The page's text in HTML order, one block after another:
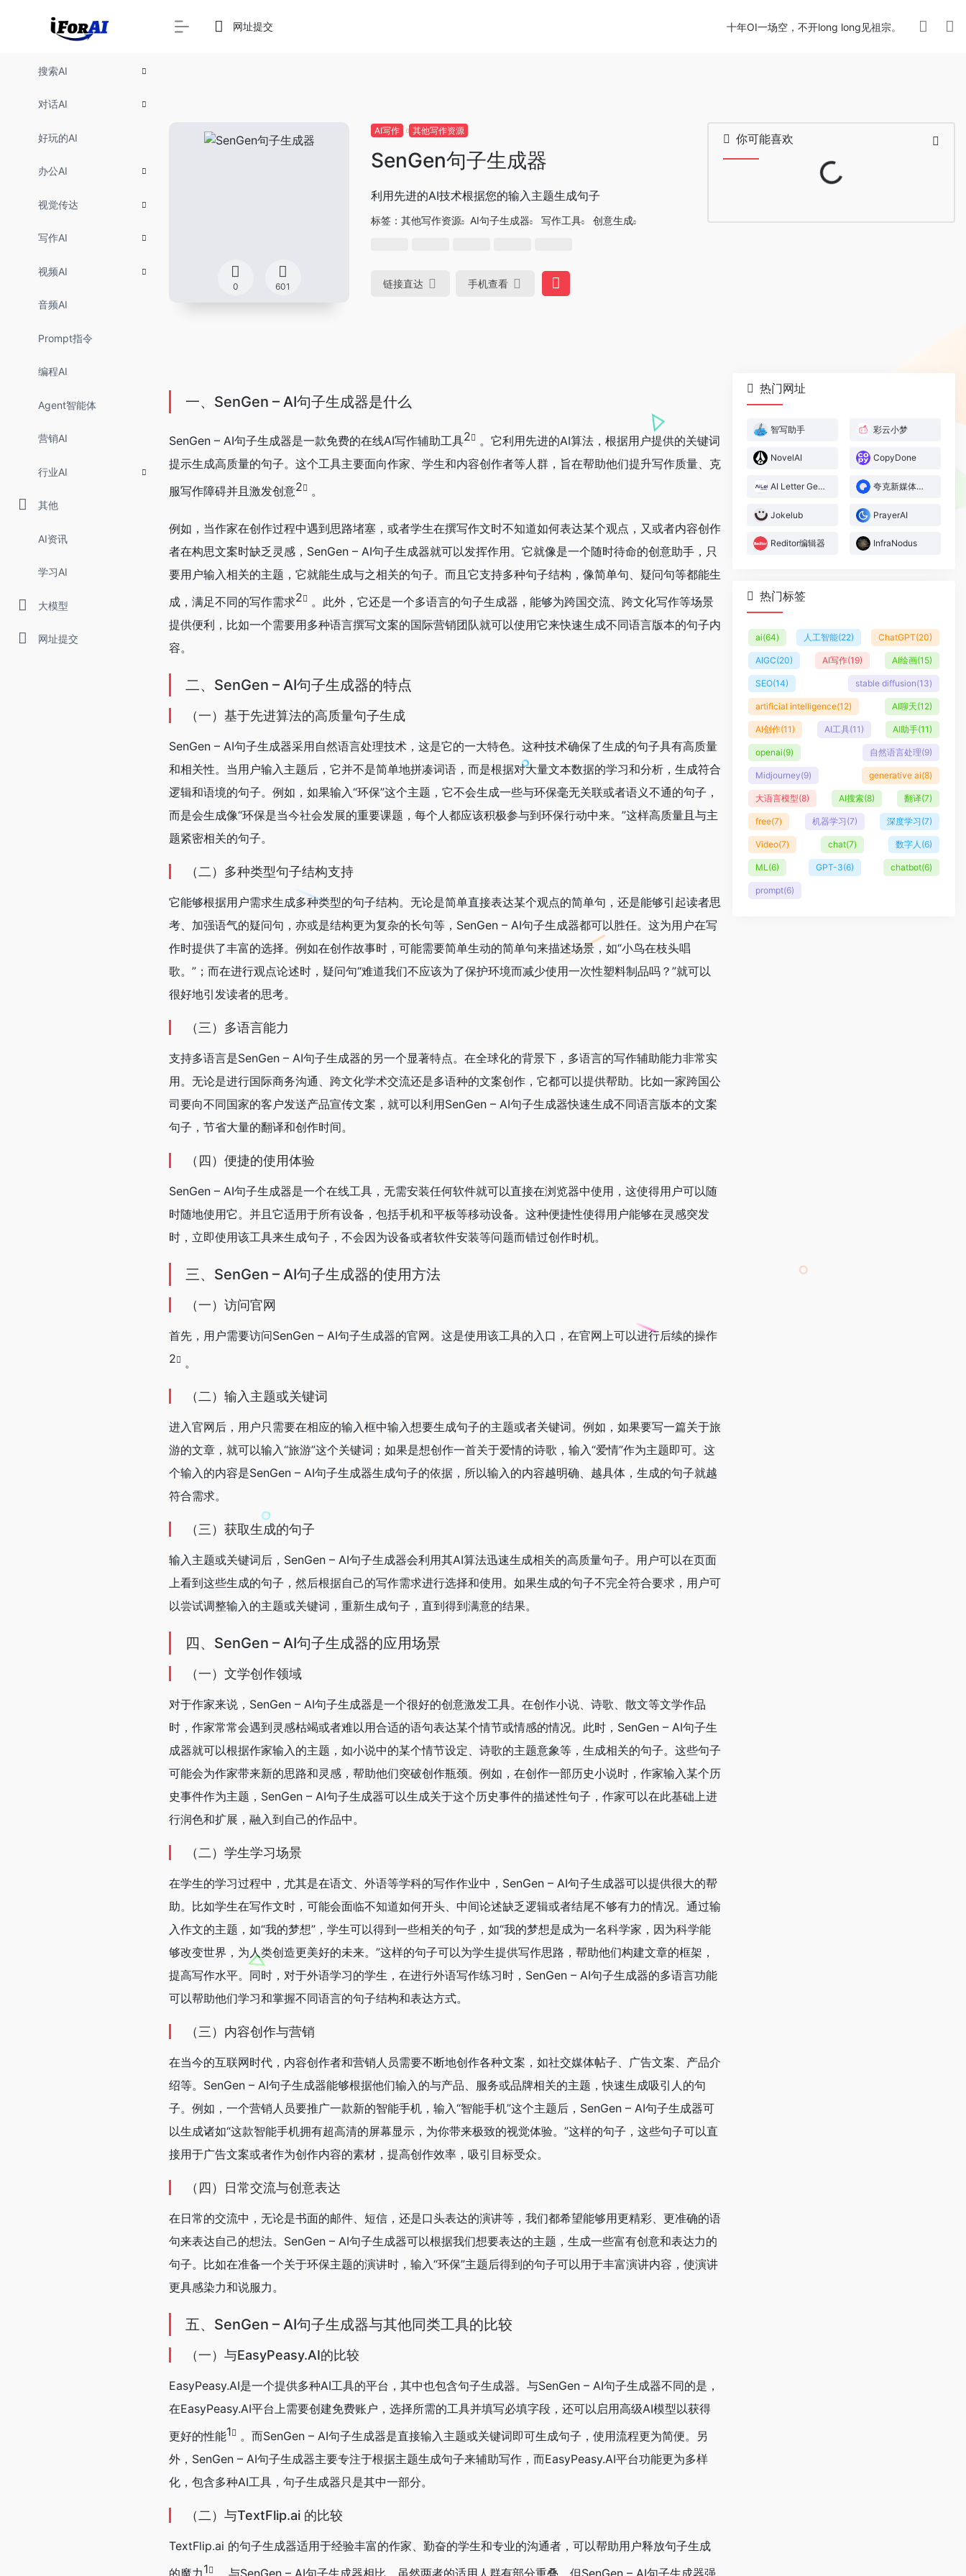
搜索AI
对话AI
好玩的AI
办公AI
视觉传达
写作AI
视频AI
音频AI
Prompt指令
编程AI
Agent智能体
营销AI
行业AI
其他
AI资讯
学习AI
大模型
网址提交
网址提交 十年OI一场空，不开long long见祖宗。
0 601
AI写作 其他写作资源
SenGen句子生成器
利用先进的AI技术根据您的输入主题生成句子
标签： 其他写作资源 AI句子生成器 写作工具 创意生成
链接直达 手机查看
你可能喜欢
Loading...
一、SenGen – AI句子生成器是什么
SenGen – AI句子生成器是一款免费的在线AI写作辅助工具2
。它利用先进的AI算法，根据用户提供的关键词
提示生成高质量的句子。这个工具主要面向作家、学生和内容创作者等人群，旨在帮助他们提升写作质量、克
服写作障碍并且激发创意2 。
例如，当作家在创作过程中遇到思路堵塞，或者学生在撰写作文时不知道如何表达某个观点，又或者内容创作
者在构思文案时缺乏灵感，SenGen – AI句子生成器就可以发挥作用。它就像是一个随时待命的创意助手，只
要用户输入相关的主题，它就能生成与之相关的句子。而且它支持多种句子结构，像简单句、疑问句等都能生
成，满足不同的写作需求2
。此外，它还是一个多语言的句子生成器，能够为跨国交流、跨文化写作等场景
提供便利，比如一个需要用多种语言撰写文案的国际营销团队就可以使用它来快速生成不同语言版本的句子内
容。
二、SenGen – AI句子生成器的特点
（一）基于先进算法的高质量句子生成
SenGen – AI句子生成器采用自然语言处理技术，这是它的一大特色。这种技术确保了生成的句子具有高质量
和相关性。当用户输入主题后，它并不是简单地拼凑词语，而是根据对大量文本数据的学习和分析，生成符合
逻辑和语境的句子。例如，如果输入“环保”这个主题，它不会生成一些与环保毫无关联或者语义不通的句子，
而是会生成像“环保是当今社会发展的重要课题，每个人都应该积极参与到环保行动中来。”这样高质量且与主
题紧密相关的句子。
（二）多种类型句子结构支持
它能够根据用户需求生成多种类型的句子结构。无论是简单直接表达某个观点的简单句，还是能够引起读者思
考、加强语气的疑问句，亦或是结构更为复杂的长句等，SenGen – AI句子生成器都可以胜任。这为用户在写
作时提供了丰富的选择。例如在创作故事时，可能需要简单生动的简单句来描述场景，如“小鸟在枝头唱
歌。”；而在进行观点论述时，疑问句“难道我们不应该为了保护环境而减少使用一次性塑料制品吗？”就可以
很好地引发读者的思考。
（三）多语言能力
支持多语言是SenGen – AI句子生成器的另一个显著特点。在全球化的背景下，多语言的写作辅助能力非常实
用。无论是进行国际商务沟通、跨文化学术交流还是多语种的文案创作，它都可以提供帮助。比如一家跨国公
司要向不同国家的客户发送产品宣传文案，就可以利用SenGen – AI句子生成器快速生成不同语言版本的文案
句子，节省大量的翻译和创作时间。
（四）便捷的使用体验
SenGen – AI句子生成器是一个在线工具，无需安装任何软件就可以直接在浏览器中使用，这使得用户可以随
时随地使用它。并且它适用于所有设备，包括手机和平板等移动设备。这种便捷性使得用户能够在灵感突发
时，立即使用该工具来生成句子，不会因为设备或者软件安装等问题而错过创作时机。
三、SenGen – AI句子生成器的使用方法
（一）访问官网
首先，用户需要访问SenGen – AI句子生成器的官网。这是使用该工具的入口，在官网上可以进行后续的操作
2
。
（二）输入主题或关键词
进入官网后，用户只需要在相应的输入框中输入想要生成句子的主题或者关键词。例如，如果要写一篇关于旅
游的文章，就可以输入“旅游”这个关键词；如果是想创作一首关于爱情的诗歌，输入“爱情”作为主题即可。这
个输入的内容是SenGen – AI句子生成器生成句子的依据，所以输入的内容越明确、越具体，生成的句子就越
符合需求。
（三）获取生成的句子
输入主题或关键词后，SenGen – AI句子生成器会利用其AI算法迅速生成相关的高质量句子。用户可以在页面
上看到这些生成的句子，然后根据自己的写作需求进行选择和使用。如果生成的句子不完全符合要求，用户可
以尝试调整输入的主题或关键词，重新生成句子，直到得到满意的结果。
四、SenGen – AI句子生成器的应用场景
（一）文学创作领域
对于作家来说，SenGen – AI句子生成器是一个很好的创意激发工具。在创作小说、诗歌、散文等文学作品
时，作家常常会遇到灵感枯竭或者难以用合适的语句表达某个情节或情感的情况。此时，SenGen – AI句子生
成器就可以根据作家输入的主题，如小说中的某个情节设定、诗歌的主题意象等，生成相关的句子。这些句子
可能会为作家带来新的思路和灵感，帮助他们突破创作瓶颈。例如，在创作一部历史小说时，作家输入某个历
史事件作为主题，SenGen – AI句子生成器可以生成关于这个历史事件的描述性句子，作家可以在此基础上进
行润色和扩展，融入到自己的作品中。
（二）学生学习场景
在学生的学习过程中，尤其是在语文、外语等学科的写作作业中，SenGen – AI句子生成器可以提供很大的帮
助。比如学生在写作文时，可能会面临不知道如何开头、中间论述缺乏逻辑或者结尾不够有力的情况。通过输
入作文的主题，如“我的梦想”，学生可以得到一些相关的句子，如“我的梦想是成为一名科学家，因为科学能
够改变世界，为人类创造更美好的未来。”这样的句子可以为学生提供写作思路，帮助他们构建文章的框架，
提高写作水平。同时，对于外语学习的学生，在进行外语写作练习时，SenGen – AI句子生成器的多语言功能
可以帮助他们学习和掌握不同语言的句子结构和表达方式。
（三）内容创作与营销
在当今的互联网时代，内容创作者和营销人员需要不断地创作各种文案，如社交媒体帖子、广告文案、产品介
绍等。SenGen – AI句子生成器能够根据他们输入的与产品、服务或品牌相关的主题，快速生成吸引人的句
子。例如，一个营销人员要推广一款新的智能手机，输入“智能手机”这个主题后，SenGen – AI句子生成器可
以生成诸如“这款智能手机拥有超高清的屏幕显示，为你带来极致的视觉体验。”这样的句子，这些句子可以直
接用于广告文案或者作为创作内容的素材，提高创作效率，吸引目标受众。
（四）日常交流与创意表达
在日常的交流中，无论是书面的邮件、短信，还是口头表达的演讲等，我们都希望能够用更精彩、更准确的语
句来表达自己的想法。SenGen – AI句子生成器可以根据我们想要表达的主题，生成一些富有创意和表达力的
句子。比如在准备一个关于环保主题的演讲时，输入“环保”主题后得到的句子可以用于丰富演讲内容，使演讲
更具感染力和说服力。
五、SenGen – AI句子生成器与其他同类工具的比较
（一）与EasyPeasy.AI的比较
EasyPeasy.AI是一个提供多种AI工具的平台，其中也包含句子生成器。与SenGen – AI句子生成器不同的是，
在EasyPeasy.AI平台上需要创建免费账户，选择所需的工具并填写必填字段，还可以启用高级AI模型以获得
更好的性能1
。而SenGen – AI句子生成器是直接输入主题或关键词即可生成句子，使用流程更为简便。另
外，SenGen – AI句子生成器主要专注于根据主题生成句子来辅助写作，而EasyPeasy.AI平台功能更为多样
化，包含多种AI工具，句子生成器只是其中一部分。
（二）与TextFlip.ai 的比较
TextFlip.ai 的句子生成器适用于经验丰富的作家、勤奋的学生和专业的沟通者，可以帮助用户释放句子生成
的魔力1 。与SenGen – AI句子生成器相比，虽然两者的适用人群有部分重叠，但SenGen – AI句子生成器强
热门网址
智写助手 彩云小梦
NovelAI CopyDone
AI Letter Generator 夸克新媒体文章
Jokelub PrayerAI
Reditor编辑器 InfraNodus
热门标签
ai(64) 人工智能(22) ChatGPT(20)
AIGC(20) AI写作(19) AI绘画(15)
SEO(14) stable diffusion(13)
artificial intelligence(12) AI聊天(12)
AI创作(11) AI工具(11) AI助手(11)
openai(9) 自然语言处理(9)
Midjourney(9) generative ai(8)
大语言模型(8) AI搜索(8) 翻译(7)
free(7) 机器学习 (7) 深度学习(7)
Video(7) chat(7) 数字人 (6)
ML (6) GPT-3(6) chatbot(6)
prompt(6)